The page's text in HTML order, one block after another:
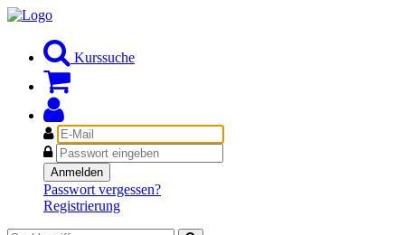
Kurssuche
E-
Mail
Passwort
Anmelden
Passwort vergessen?
Registrierung